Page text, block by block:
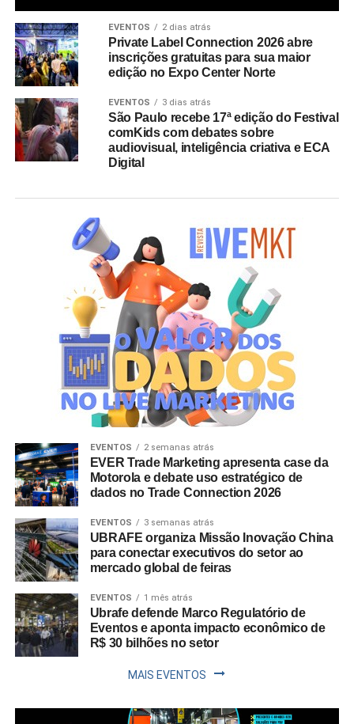
EVENTOS 2 dias atrás
Private Label Connection 2026 abre
inscrições gratuitas para sua maior
edição no Expo Center Norte
EVENTOS 3 dias atrás
São Paulo recebe 17ª edição do Festival
comKids com debates sobre
audiovisual, inteligência criativa e ECA
Digital
EVENTOS 2 semanas atrás
EVER Trade Marketing apresenta case da
Motorola e debate uso estratégico de
dados no Trade Connection 2026
EVENTOS 3 semanas atrás
UBRAFE organiza Missão Inovação China
para conectar executivos do setor ao
mercado global de feiras
EVENTOS 1 mês atrás
Ubrafe defende Marco Regulatório de
Eventos e aponta impacto econômico de
R$ 30 bilhões no setor
MAIS EVENTOS